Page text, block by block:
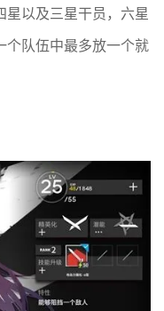
星以及三星干员，六星
个队伍中最多放一个就